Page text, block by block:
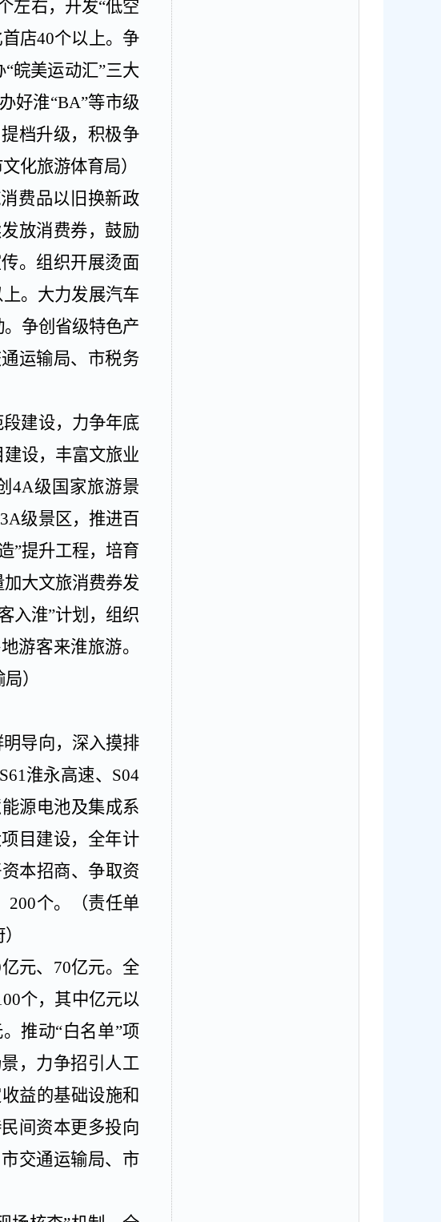
左右，开发“低空
店40个以上。争
皖美运动汇”三大
好淮“BA”等市级
档升级，积极争
化旅游体育局）
费品以旧换新政
放消费券，鼓励
。组织开展烫面
上。大力发展汽车
。争创省级特色产
运输局、市税务
建设，力争年底
设，丰富文旅业
4A级国家旅游景
3A级景区，推进百
”提升工程，培育
大文旅消费券发
入淮”计划，组织
游客来淮旅游。
）
导向，深入摸排
S61 淮永高速、 S04
源电池及集成系
目建设，全年计
本招商、争取资
200个。
（责任单
亿元、 70亿元。全
个，其中亿元以
推动“白名单”项
，力争招引人工
益的基础设施和
间资本更多投向
交通运输局、市